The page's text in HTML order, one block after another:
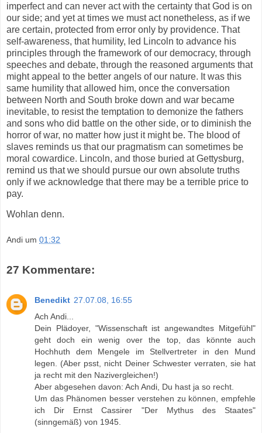
imperfect and can never act with the certainty that God is on
our side; and yet at times we must act nonetheless, as if we
are certain, protected from error only by providence. That
self-awareness, that humility, led Lincoln to advance his
principles through the framework of our democracy, through
speeches and debate, through the reasoned arguments that
might appeal to the better angels of our nature. It was this
same humility that allowed him, once the conversation
between North and South broke down and war became
inevitable, to resist the temptation to demonize the fathers
and sons who did battle on the other side, or to diminish the
horror of war, no matter how just it might be. The blood of
slaves reminds us that our pragmatism can sometimes be
moral cowardice. Lincoln, and those buried at Gettysburg,
remind us that we should pursue our own absolute truths
only if we acknowledge that there may be a terrible price to
pay.
Wohlan denn.
Andi um 01:32
27 Kommentare:
Benedikt 27.07.08, 16:55
Ach Andi...
Dein Plädoyer, "Wissenschaft ist angewandtes Mitgefühl"
geht doch ein wenig over the top, das könnte auch
Hochhuth dem Mengele im Stellvertreter in den Mund
legen. (Aber psst, nicht Deiner Schwester verraten, sie hat
ja recht mit den Nazivergleichen!)
Aber abgesehen davon: Ach Andi, Du hast ja so recht.
Um das Phänomen besser verstehen zu können, empfehle
ich Dir Ernst Cassirer "Der Mythus des Staates"
(sinngemäß) von 1945.